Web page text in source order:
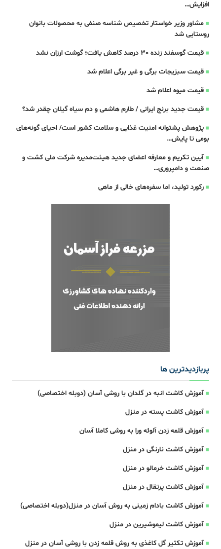
افزایش…
مشاور وزیر خواستار تخصیص شناسه صنفی به محصولات بانوان
روستایی شد
قیمت گوسفند زنده 30 درصد کاهش یافت؛ گوشت ارزان نشد
قیمت سبزیجات برگی و غیر برگی اعلام شد
قیمت میوه اعلام شد
قیمت جدید برنج ایرانی / طارم هاشمی و دم سیاه گیلان چقدر شد؟
پژوهش پشتوانه امنیت غذایی و سلامت کشور است/ احیای گونه‌های
بومی تا پایش…
آیین تکریم و معارفه اعضای جدید هیئت‌مدیره شرکت ملی کشت و
صنعت و دامپروری…
رکورد تولید، اما سفره‌های خالی از ماهی
پربازدیدترین ها
آموزش کاشت انبه در گلدان با روشی آسان (دوبله اختصاصی)
آموزش کاشت پسته در منزل
آموزش قلمه زدن آلوئه ورا به روشی کاملا آسان
آموزش کاشت نارنگی در منزل
آموزش کاشت خرمالو در منزل
آموزش کاشت پرتقال در منزل
آموزش کاشت بادام زمینی به روش آسان در منزل(دوبله اختصاصی)
آموزش کاشت لیموشیرین در منزل
آموزش تکثیر گل کاغذی به روش قلمه زدن با روشی آسان در منزل